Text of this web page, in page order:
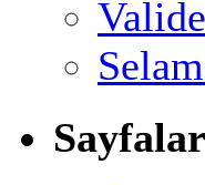
Sayfalar